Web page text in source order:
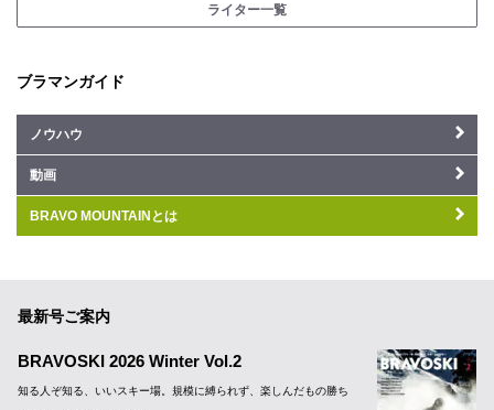
ライター一覧
ブラマンガイド
ノウハウ
動画
BRAVO MOUNTAINとは
最新号ご案内
BRAVOSKI 2026 Winter Vol.2
知る人ぞ知る、いいスキー場。規模に縛られず、楽しんだもの勝ち